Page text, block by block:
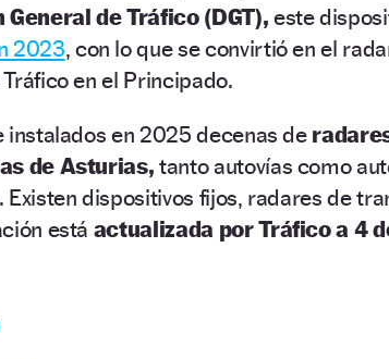
de Tráfico (DGT), este
2023, con lo que se convirtió en el
en el Principado.
instalados en 2025 decenas de
de Asturias,tanto autovías como
Existen dispositivos fijos, radares de
está actualizada por Tráfico a 4